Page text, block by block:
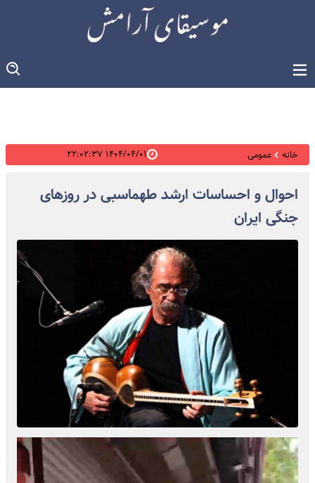
خانه عمومی ۱۴۰۴/۰۴/۰۱ ۲۲:۰۲:۳۷
احوال و احساسات ارشد طهماسبی در روزهای
جنگی ایران